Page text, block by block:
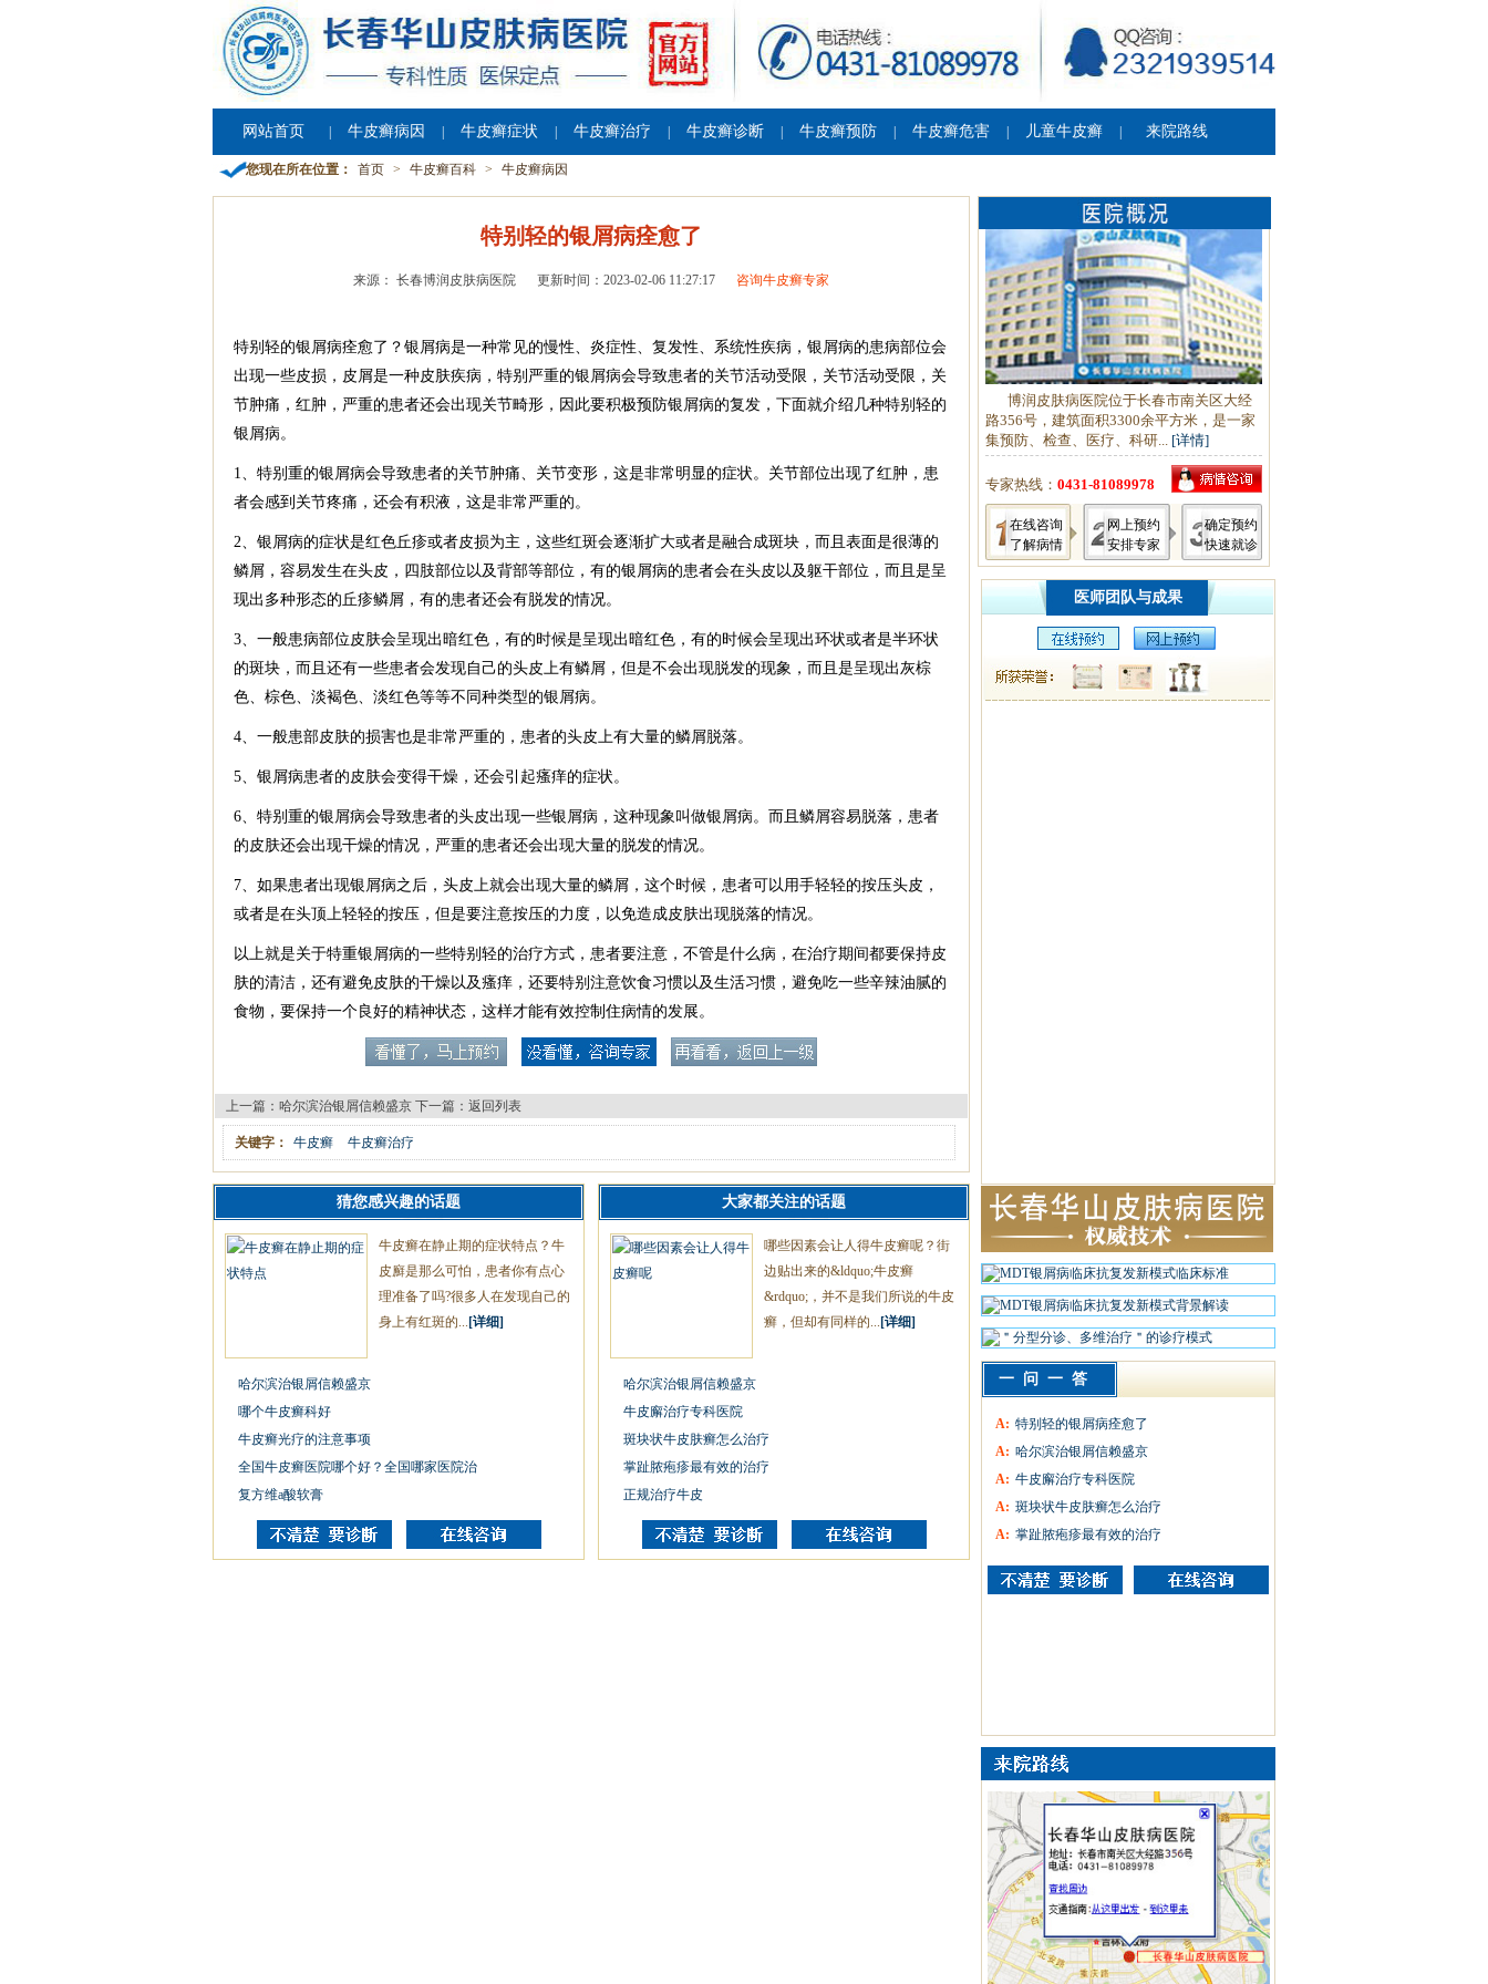
网站首页 牛皮癣病因 牛皮癣症状 牛皮癣治疗 牛皮癣诊断 牛皮癣预防 牛皮癣危害 儿童牛皮癣 来院路线
您现在所在位置： 首页 > 牛皮癣百科 > 牛皮癣病因
特别轻的银屑病痊愈了
来源： 长春博润皮肤病医院 更新时间：2023-02-06 11:27:17 咨询牛皮癣专家
特别轻的银屑病痊愈了？银屑病是一种常见的慢性、炎症性、复发性、系统性疾病，银屑病的患病部位会
出现一些皮损，皮屑是一种皮肤疾病，特别严重的银屑病会导致患者的关节活动受限，关节活动受限，关
节肿痛，红肿，严重的患者还会出现关节畸形，因此要积极预防银屑病的复发，下面就介绍几种特别轻的
银屑病。
1、特别重的银屑病会导致患者的关节肿痛、关节变形，这是非常明显的症状。关节部位出现了红肿，患
者会感到关节疼痛，还会有积液，这是非常严重的。
2、银屑病的症状是红色丘疹或者皮损为主，这些红斑会逐渐扩大或者是融合成斑块，而且表面是很薄的
鳞屑，容易发生在头皮，四肢部位以及背部等部位，有的银屑病的患者会在头皮以及躯干部位，而且是呈
现出多种形态的丘疹鳞屑，有的患者还会有脱发的情况。
3、一般患病部位皮肤会呈现出暗红色，有的时候是呈现出暗红色，有的时候会呈现出环状或者是半环状
的斑块，而且还有一些患者会发现自己的头皮上有鳞屑，但是不会出现脱发的现象，而且是呈现出灰棕
色、棕色、淡褐色、淡红色等等不同种类型的银屑病。
4、一般患部皮肤的损害也是非常严重的，患者的头皮上有大量的鳞屑脱落。
5、银屑病患者的皮肤会变得干燥，还会引起瘙痒的症状。
6、特别重的银屑病会导致患者的头皮出现一些银屑病，这种现象叫做银屑病。而且鳞屑容易脱落，患者
的皮肤还会出现干燥的情况，严重的患者还会出现大量的脱发的情况。
7、如果患者出现银屑病之后，头皮上就会出现大量的鳞屑，这个时候，患者可以用手轻轻的按压头皮，
或者是在头顶上轻轻的按压，但是要注意按压的力度，以免造成皮肤出现脱落的情况。
以上就是关于特重银屑病的一些特别轻的治疗方式，患者要注意，不管是什么病，在治疗期间都要保持皮
肤的清洁，还有避免皮肤的干燥以及瘙痒，还要特别注意饮食习惯以及生活习惯，避免吃一些辛辣油腻的
食物，要保持一个良好的精神状态，这样才能有效控制住病情的发展。
上一篇： 哈尔滨治银屑信赖盛京 下一篇： 返回列表
关键字： 牛皮癣 牛皮癣治疗
猜您感兴趣的话题
牛皮癣在静止期的症状特点？牛
皮廯是那么可怕，患者你有点心
理准备了吗?很多人在发现自己的
身上有红斑的... [详细]
哈尔滨治银屑信赖盛京
哪个牛皮癣科好
牛皮癣光疗的注意事项
全国牛皮癣医院哪个好？全国哪家医院治
复方维a酸软膏
大家都关注的话题
哪些因素会让人得牛皮癣呢？街
边贴出来的&ldquo;牛皮癣
&rdquo;，并不是我们所说的牛皮
癣，但却有同样的... [详细]
哈尔滨治银屑信赖盛京
牛皮廨治疗专科医院
斑块状牛皮肤癣怎么治疗
掌趾脓疱疹最有效的治疗
正规治疗牛皮
博润皮肤病医院位于长春市南关区大经
路356号，建筑面积3300余平方米，是一家
集预防、检查、医疗、科研... [详情]
专家热线： 0431-81089978
在线咨询
了解病情
网上预约
安排专家
确定预约
快速就诊
医师团队与成果
一问一答
A: 特别轻的银屑病痊愈了
A: 哈尔滨治银屑信赖盛京
A: 牛皮廨治疗专科医院
A: 斑块状牛皮肤癣怎么治疗
A: 掌趾脓疱疹最有效的治疗